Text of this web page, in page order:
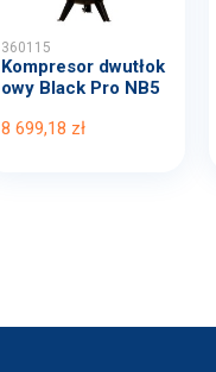
360115
Kompresor dwutłok
owy Black Pro NB5
8 699,18 zł